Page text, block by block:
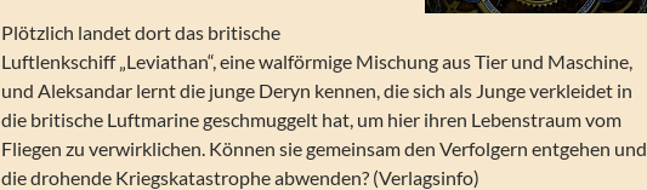
Plötzlich landet dort das britische
Luftlenkschiff „Leviathan“, eine walförmige Mischung aus Tier und Maschine,
und Aleksandar lernt die junge Deryn kennen, die sich als Junge verkleidet in
die britische Luftmarine geschmuggelt hat, um hier ihren Lebenstraum vom
Fliegen zu verwirklichen. Können sie gemeinsam den Verfolgern entgehen und
die drohende Kriegskatastrophe abwenden? (Verlagsinfo)